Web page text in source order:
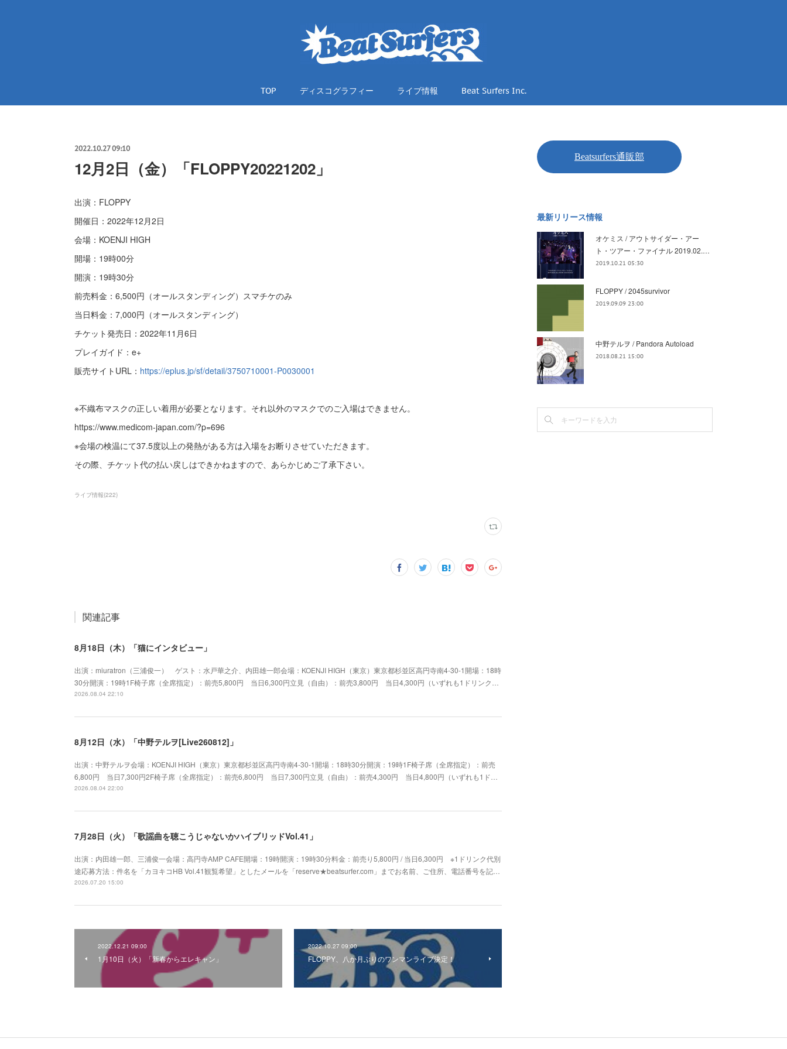
TOP ディスコグラフィー ライブ情報 Beat Surfers Inc.
2022.10.27 09:10
12月2日（金）「FLOPPY20221202」
出演：FLOPPY
開催日：2022年12月2日
会場：KOENJI HIGH
開場：19時00分
開演：19時30分
前売料金：6,500円（オールスタンディング）スマチケのみ
当日料金：7,000円（オールスタンディング）
チケット発売日：2022年11月6日
プレイガイド：e+
販売サイトURL： https://eplus.jp/sf/detail/3750710001-P0030001
※不織布マスクの正しい着用が必要となります。それ以外のマスクでのご入場はできません。
https://www.medicom-japan.com/?p=696
※会場の検温にて37.5度以上の発熱がある方は入場をお断りさせていただきます。
その際、チケット代の払い戻しはできかねますので、あらかじめご了承下さい。
ライブ情報(222)
関連記事
8月18日（木）「猫にインタビュー」
出演：miuratron（三浦俊一） ゲスト：水戸華之介、内田雄一郎会場：KOENJI HIGH（東京）東京都杉並区高円寺南4-30-1開場：18時
30分開演：19時1F椅子席（全席指定）：前売5,800円 当日6,300円立見（自由）：前売3,800円 当日4,300円（いずれも1ドリンク…
2026.08.04 22:10
8月12日（水）「中野テルヲ[Live260812]」
出演：中野テルヲ会場：KOENJI HIGH（東京）東京都杉並区高円寺南4-30-1開場：18時30分開演：19時1F椅子席（全席指定）：前売
6,800円 当日7,300円2F椅子席（全席指定）：前売6,800円 当日7,300円立見（自由）：前売4,300円 当日4,800円（いずれも1ド…
2026.08.04 22:00
7月28日（火）「歌謡曲を聴こうじゃないかハイブリッドVol.41」
出演：内田雄一郎、三浦俊一会場：高円寺AMP CAFE開場：19時開演：19時30分料金：前売り5,800円 / 当日6,300円 ※1ドリンク代別
途応募方法：件名を「カヨキコHB Vol.41観覧希望」としたメールを「reserve★beatsurfer.com」までお名前、ご住所、電話番号を記…
2026.07.20 15:00
2022.12.21 09:00
1月10日（火）「新春からエレキャン」
2022.10.27 09:00
FLOPPY、八か月ぶりのワンマンライブ決定！
最新リリース情報
オケミス / アウトサイダー・アー
ト・ツアー・ファイナル 2019.02.…
2019.10.21 05:30
FLOPPY / 2045survivor
2019.09.09 23:00
中野テルヲ / Pandora Autoload
2018.08.21 15:00